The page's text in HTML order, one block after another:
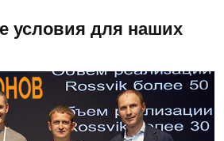
условия для наших